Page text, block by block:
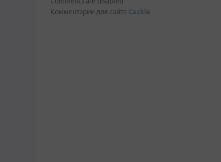
Комментарии для сайта Cackle